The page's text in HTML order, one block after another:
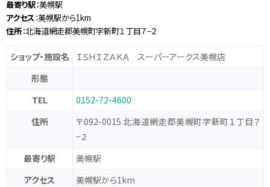
最寄り駅：美幌駅
アクセス ：美幌駅から1km
住所：北海道網走郡美幌町字新町１丁目７−２
ショップ・施設名
ＩＳＨＩＺＡＫＡ スーパーアークス美幌店
形態
TEL
0152-72-4600
住所
〒092-0015 北海道網走郡美幌町字新町１丁目７
−２
最寄り駅
美幌駅
アクセス
美幌駅から1km